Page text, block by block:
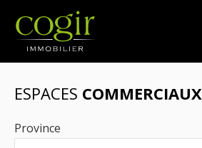
Emplois
ESPACES COMMERCIAUX
Province